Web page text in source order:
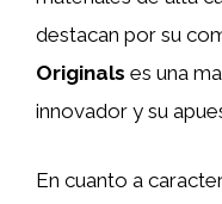
destacan por su
Originals es una
innovador y su
En cuanto a